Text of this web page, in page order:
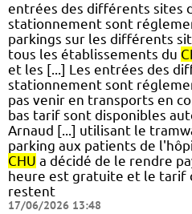
entrées des différents sites
stationnement sont
parkings sur les différents
tous les établissements du
et les [...] Les entrées des
stationnement sont
pas venir en transports en
bas tarif sont disponibles
Arnaud [...] utilisant le
parking aux patients de
CHU a décidé de le rendre
heure est gratuite et le tarif
restent
17/06/2026 13:48